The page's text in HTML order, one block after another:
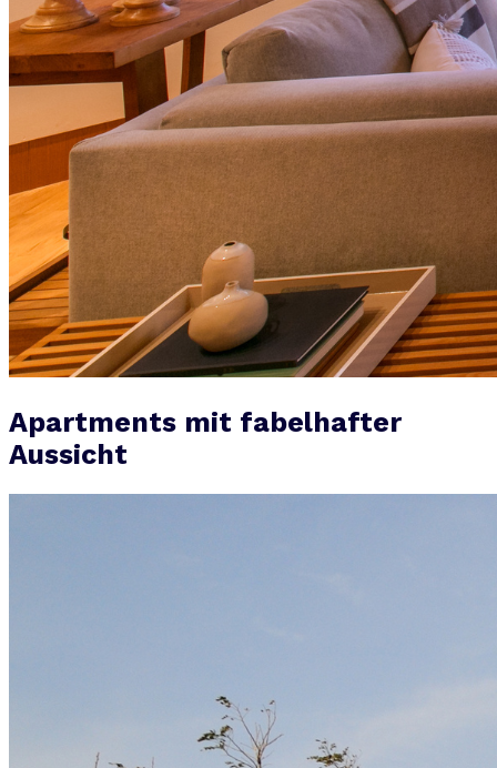
Apartments mit fabelhafter
Aussicht